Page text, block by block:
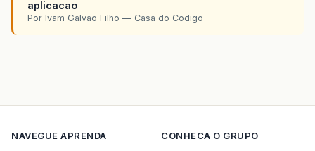
aplicacao
Por Ivam Galvao Filho — Casa do Codigo
NAVEGUE APRENDA
CONHECA O GRUPO